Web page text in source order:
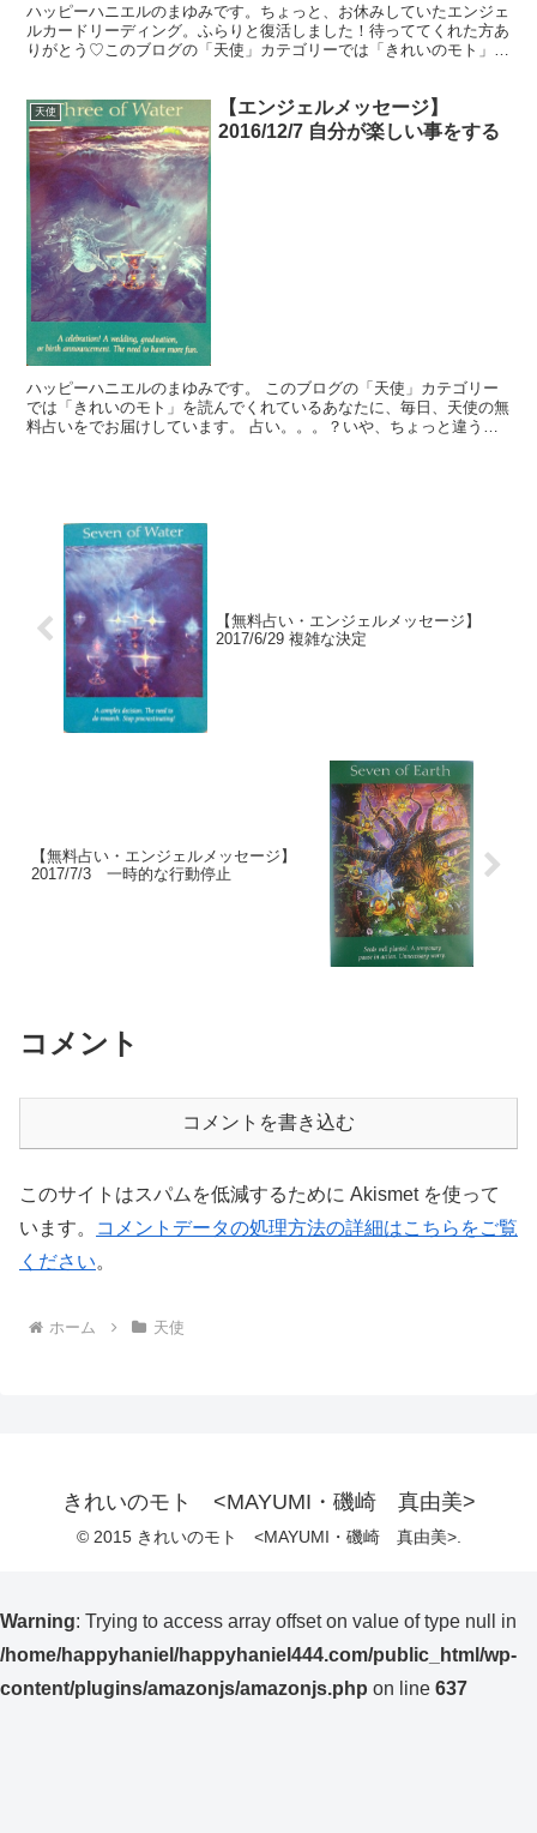
ハッピーハニエルのまゆみです。ちょっと、お休みしていたエンジェ
ルカードリーディング。ふらりと復活しました！待っててくれた方あ
りがとう♡このブログの「天使」カテゴリーでは「きれいのモト」を
天使
【エンジェルメッセージ】
2016/12/7 自分が楽しい事をする
ハッピーハニエルのまゆみです。 このブログの「天使」カテゴリー
では「きれいのモト」を読んでくれているあなたに、毎日、天使の無
料占いをでお届けしています。 占い。。。？いや、ちょっと違うか
【無料占い・エンジェルメッセージ】
2017/6/29 複雑な決定
【無料占い・エンジェルメッセージ】
2017/7/3 一時的な行動停止
コメント
コメントを書き込む
このサイトはスパムを低減するために Akismet を使って
います。
コメントデータの処理方法の詳細はこちらをご覧
ください。
ホーム 天使
きれいのモト <MAYUMI・磯崎 真由美>
© 2015 きれいのモト <MAYUMI・磯崎 真由美>.
Warning: Trying to access array offset on value of type null in
/home/happyhaniel/happyhaniel444.com/public_html/wp-
content/plugins/amazonjs/amazonjs.php on line 637